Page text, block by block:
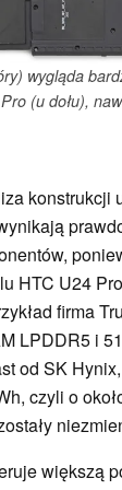
wygląda
(u dołu),
konstrukcji
HTC U24
firma
LPDDR5 i
od SK
czyli o
większą